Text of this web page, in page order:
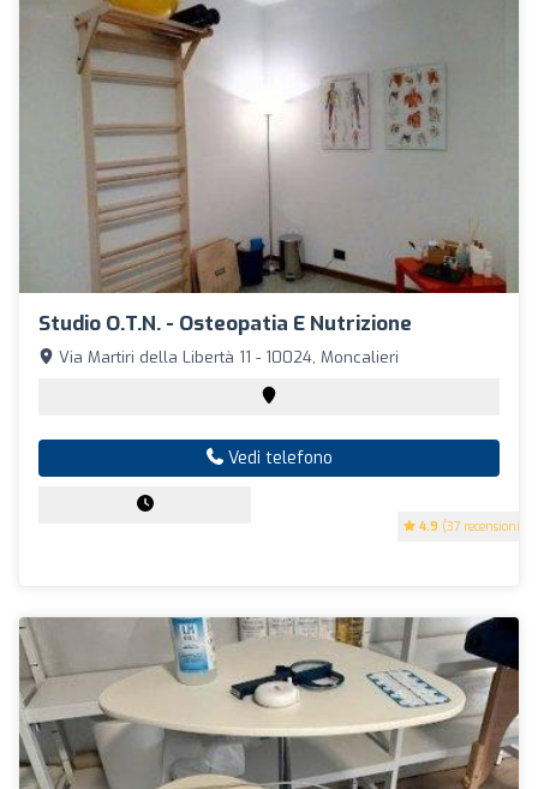
Studio O.T.N. - Osteopatia E Nutrizione
4.9 (37 recensioni)
Via Martiri della Libertà 11 - 10024, Moncalieri
Vedi telefono